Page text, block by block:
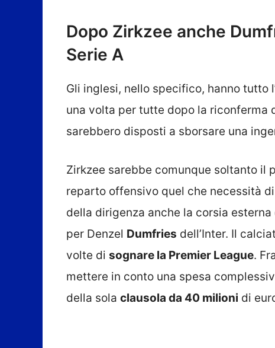
Dopo Zirkzee anche
Serie A
Gli inglesi, nello specifico, hanno tutto
una volta per tutte dopo la riconferma
sarebbero disposti a sborsare una
Zirkzee sarebbe comunque soltanto il
reparto offensivo quel che necessità
della dirigenza anche la corsia
per Denzel Dumfries dell’Inter. Il
volte di sognare la Premier League.
mettere in conto una spesa
della sola clausola da 40 milioni di